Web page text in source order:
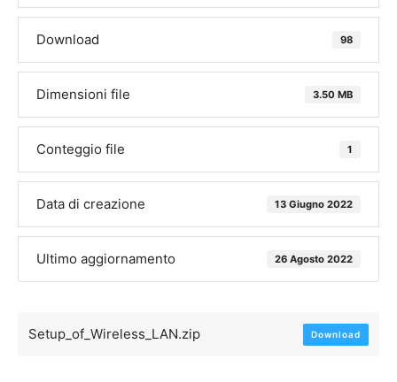
Download 98
Dimensioni file 3.50 MB
Conteggio file 1
Data di creazione 13 Giugno 2022
Ultimo aggiornamento 26 Agosto 2022
Setup_of_Wireless_LAN.zip Download